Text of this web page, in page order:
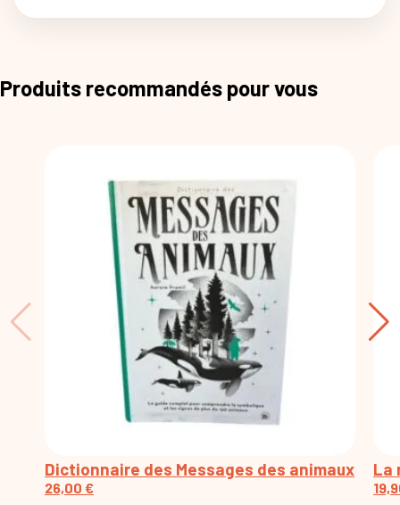
Produits recommandés pour vous
Dictionnaire des Messages des animaux
26,00 €
La